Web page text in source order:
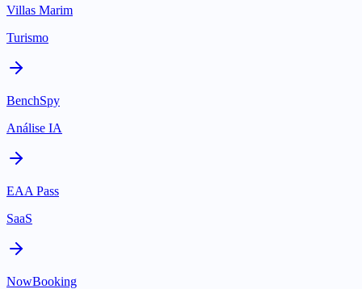
Villas Marim
Turismo
BenchSpy
Análise IA
EAA Pass
SaaS
NowBooking